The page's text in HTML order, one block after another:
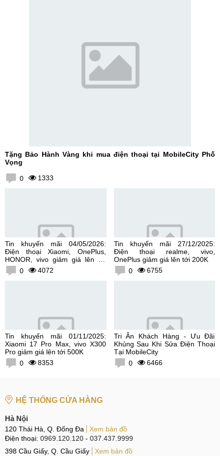
Tặng Bảo Hành Vàng khi mua điện thoại tại MobileCity Phố
Vọng
0 1333
Tin khuyến mãi 04/05/2026:
Điện thoại Xiaomi, OnePlus,
HONOR, vivo giảm giá lên tới
300K0 4072
Tin khuyến mãi 27/12/2025:
Điện thoại realme, vivo,
OnePlus giảm giá lên tới 200K
0
6755
Tin khuyến mãi 01/11/2025:
Xiaomi 17 Pro Max, vivo X300
Pro giảm giá lên tới 500K
0
8353
Tri Ân Khách Hàng - Ưu Đãi
Khủng Sau Khi Sửa Điện Thoại
Tại MobileCity
0
6466
HỆ THỐNG CỬA HÀNG
Hà Nội
120 Thái Hà, Q. Đống Đa
Xem bản đồ
Điện thoại: 0969.120.120 - 037.437.9999
398 Cầu Giấy, Q. Cầu Giấy
Xem bản đồ